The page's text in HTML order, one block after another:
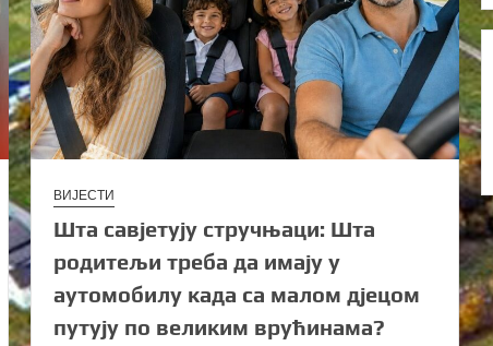
ВИЈЕСТИ
Шта савјетују стручњаци: Шта
родитељи треба да имају у
аутомобилу када са малом дјецом
путују по великим врућинама?